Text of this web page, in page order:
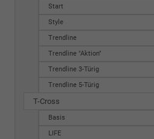
Start
Style
Trendline
Trendline "Aktion"
Trendline 3-Türig
Trendline 5-Türig
T-Cross
Basis
LIFE